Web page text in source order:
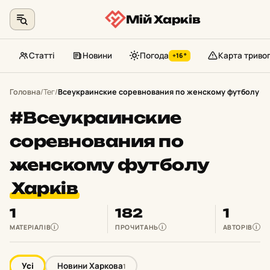
Мій Харків
Статті Новини Погода +16° Карта тривог
Головна/Тег/Всеукраинские соревнования по женскому футболу
#Всеукраинские
соревнования по
женскому футболу
Харків
1
МАТЕРІАЛІВ i
182
ПРОЧИТАНЬ i
1
АВТОРІВ i
Усі Новини Харкова1